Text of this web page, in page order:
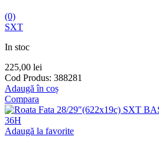
(0)
SXT
In stoc
225,00 lei
Cod Produs: 388281
Adaugă în coș
Compara
Adaugă la favorite